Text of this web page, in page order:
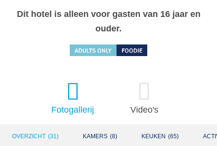
Dit hotel is alleen voor gasten van 16 jaar en
ouder.
Fotogallerij Video's
OVERZICHT (31 ) KAMERS (8) KEUKEN (65)